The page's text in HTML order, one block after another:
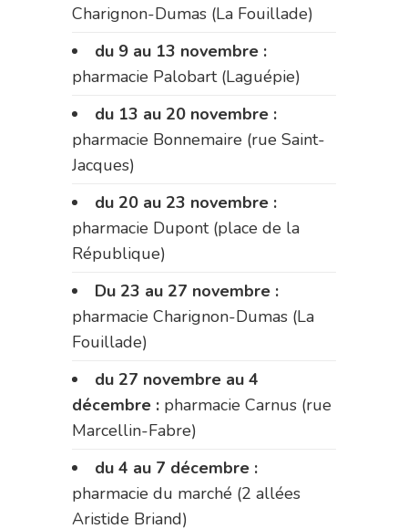
Charignon-Dumas (La Fouillade)
du 9 au 13 novembre :
pharmacie Palobart (Laguépie)
du 13 au 20 novembre :
pharmacie Bonnemaire (rue Saint-
Jacques)
du 20 au 23 novembre :
pharmacie Dupont (place de la
République)
Du 23 au 27 novembre :
pharmacie Charignon-Dumas (La
Fouillade)
du 27 novembre au 4
décembre : pharmacie Carnus (rue
Marcellin-Fabre)
du 4 au 7 décembre :
pharmacie du marché (2 allées
Aristide Briand)